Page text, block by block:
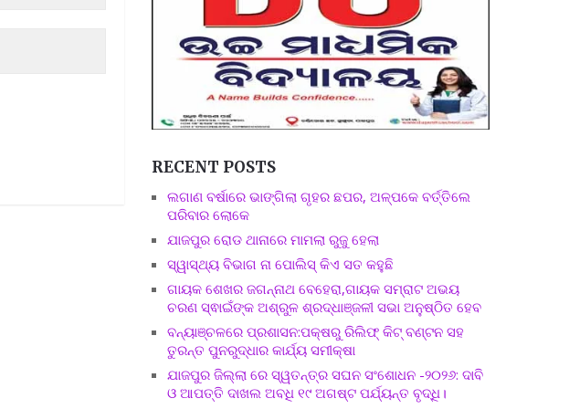
RECENT POSTS
ଲଗାଣ ବର୍ଷାରେ ଭାଙ୍ଗିଲା ଗୃହର ଛପର, ଅଳ୍ପକେ ବର୍ତ୍ତିଲେ
ପରିବାର ଲୋକେ
ଯାଜପୁର ରୋଡ ଥାନାରେ ମାମଲା ରୁଜୁ ହେଲା
ସ୍ୱାସ୍ଥ୍ୟ ବିଭାଗ ନା ପୋଲିସ୍ କିଏ ସତ କହୁଛି
ଗାୟକ ଶେଖର ଜଗନ୍ନାଥ ବେହେରା,ଗାୟକ ସମ୍ରାଟ ଅଭୟ
ଚରଣ ସ୍ଵାଇଁଙ୍କ ଅଶ୍ରୁଳ ଶ୍ରଦ୍ଧାଞ୍ଜଳୀ ସଭା ଅନୁଷ୍ଠିତ ହେବ
ବନ୍ୟାଞ୍ଚଳରେ ପ୍ରଶାସନ:ପକ୍ଷରୁ ରିଲିଫ୍ କିଟ୍ ବଣ୍ଟନ ସହ
ତୁରନ୍ତ ପୁନରୁଦ୍ଧାର କାର୍ଯ୍ୟ ସମୀକ୍ଷା
ଯାଜପୁର ଜିଲ୍ଲା ରେ ସ୍ୱତନ୍ତ୍ର ସଘନ ସଂଶୋଧନ -୨୦୨୬: ଦାବି
ଓ ଆପତ୍ତି ଦାଖଲ ଅବଧି ୧୯ ଅଗଷ୍ଟ ପର୍ଯ୍ୟନ୍ତ ବୃଦ୍ଧି।